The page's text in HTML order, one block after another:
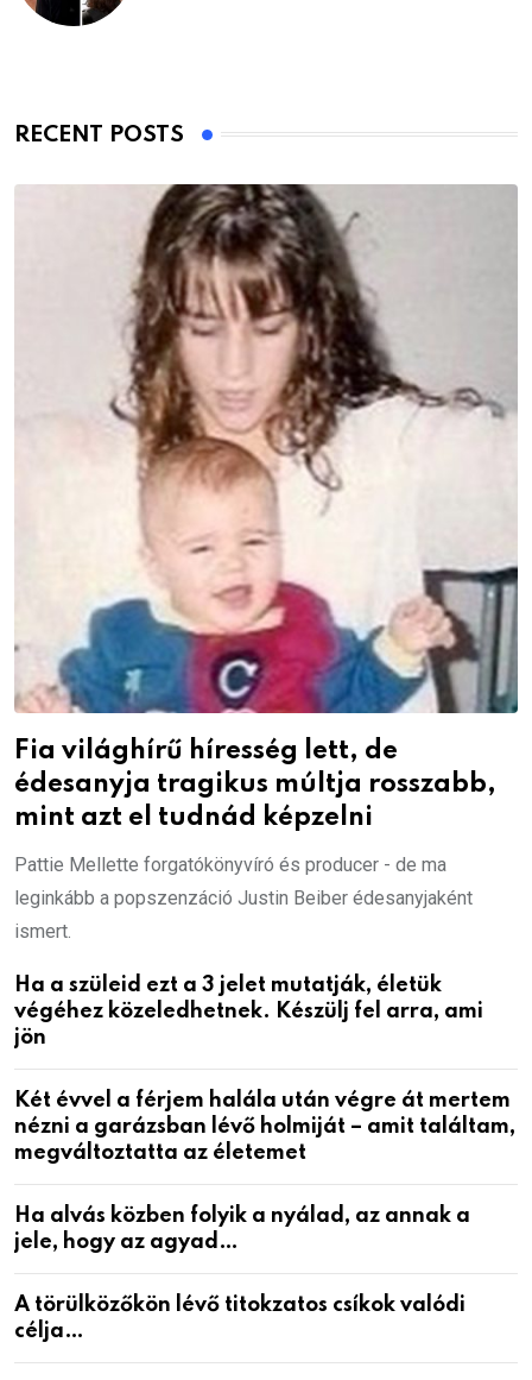
RECENT POSTS
Fia világhírű híresség lett, de
édesanyja tragikus múltja rosszabb,
mint azt el tudnád képzelni
Pattie Mellette forgatókönyvíró és producer - de ma
leginkább a popszenzáció Justin Beiber édesanyjaként
ismert.
Ha a szüleid ezt a 3 jelet mutatják, életük
végéhez közeledhetnek. Készülj fel arra, ami
jön
Két évvel a férjem halála után végre át mertem
nézni a garázsban lévő holmiját – amit találtam,
megváltoztatta az életemet
Ha alvás közben folyik a nyálad, az annak a
jele, hogy az agyad…
A törülközőkön lévő titokzatos csíkok valódi
célja…